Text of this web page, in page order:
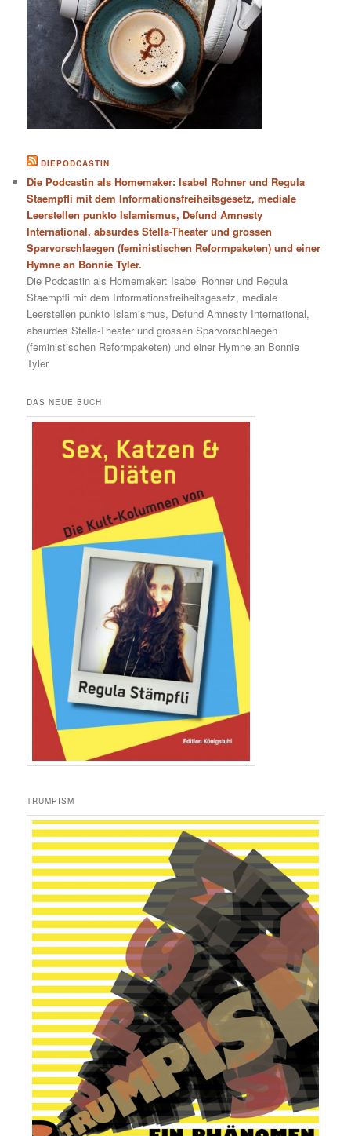
DIEPODCASTIN
Die Podcastin als Homemaker: Isabel Rohner und Regula
Staempfli mit dem Informationsfreiheitsgesetz, mediale
Leerstellen punkto Islamismus, Defund Amnesty
International, absurdes Stella-Theater und grossen
Sparvorschlaegen (feministischen Reformpaketen) und einer
Hymne an Bonnie Tyler.
Die Podcastin als Homemaker: Isabel Rohner und Regula
Staempfli mit dem Informationsfreiheitsgesetz, mediale
Leerstellen punkto Islamismus, Defund Amnesty International,
absurdes Stella-Theater und grossen Sparvorschlaegen
(feministischen Reformpaketen) und einer Hymne an Bonnie
Tyler.
DAS NEUE BUCH
TRUMPISM